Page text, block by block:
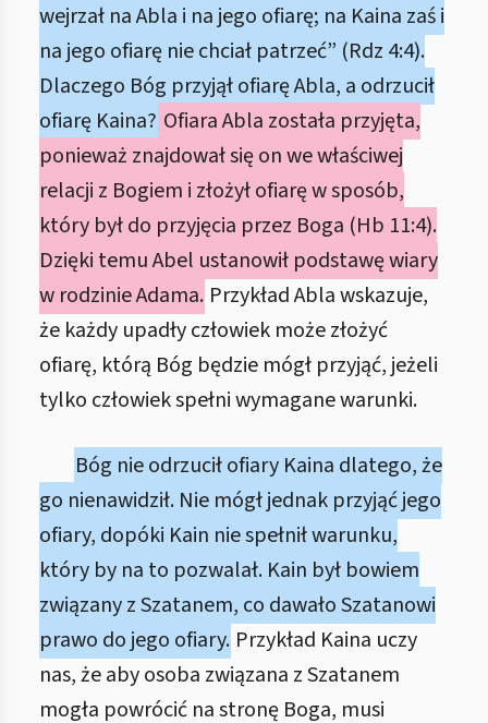
wejrzał na Abla i na jego ofiarę; na Kaina zaś i
na jego ofiarę nie chciał patrzeć” (Rdz 4:4).
Dlaczego Bóg przyjął ofiarę Abla, a odrzucił
ofiarę Kaina? Ofiara Abla została przyjęta,
ponieważ znajdował się on we właściwej
relacji z Bogiem i złożył ofiarę w sposób,
który był do przyjęcia przez Boga (Hb 11:4).
Dzięki temu Abel ustanowił podstawę wiary
w rodzinie Adama. Przykład Abla wskazuje,
że każdy upadły człowiek może złożyć
ofiarę, którą Bóg będzie mógł przyjąć, jeżeli
tylko człowiek spełni wymagane warunki.
Bóg nie odrzucił ofiary Kaina dlatego, że
go nienawidził. Nie mógł jednak przyjąć jego
ofiary, dopóki Kain nie spełnił warunku,
który by na to pozwalał. Kain był bowiem
związany z Szatanem, co dawało Szatanowi
prawo do jego ofiary. Przykład Kaina uczy
nas, że aby osoba związana z Szatanem
mogła powrócić na stronę Boga, musi